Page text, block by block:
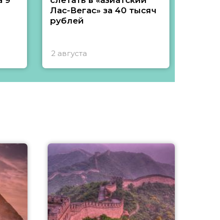
Лас-Вегас» за 40 тысяч
рублей
2 августа